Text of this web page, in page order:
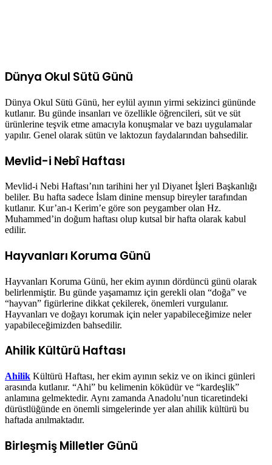
Dünya Okul Sütü Günü
Dünya Okul Sütü Günü, her eylül ayının yirmi sekizinci gününde
kutlanır. Bu günde insanları ve özellikle öğrencileri, süt ve süt
ürünlerine teşvik etme amacıyla konuşmalar ve bazı uygulamalar
yapılır. Genel olarak sütün ve laktozun faydalarından bahsedilir.
Mevlid-i Nebî Haftası
Mevlid-i Nebi Haftası’nın tarihini her yıl Diyanet İşleri Başkanlığı
beliler. Bu hafta sadece İslam dinine mensup bireyler tarafından
kutlanır. Kur’an-ı Kerim’e göre son peygamber olan Hz.
Muhammed’in doğum haftası olup kutsal bir hafta olarak kabul
edilir.
Hayvanları Koruma Günü
Hayvanları Koruma Günü, her ekim ayının dördüncü günü olarak
belirlenmiştir. Bu günde yaşamamız için gerekli olan “doğa” ve
“hayvan” figürlerine dikkat çekilerek, önemleri vurgulanır.
Hayvanları ve doğayı korumak için neler yapabileceğimize neler
yapabileceğimizden bahsedilir.
Ahilik Kültürü Haftası
Ahilik Kültürü Haftası, her ekim ayının sekiz ve on ikinci günleri
arasında kutlanır. “Ahi” bu kelimenin köküdür ve “kardeşlik”
anlamına gelmektedir. Aynı zamanda Anadolu’nun ticaretindeki
dürüstlüğünde en önemli simgelerinde yer alan ahilik kültürü bu
haftada anılmaktadır.
Birleşmiş Milletler Günü